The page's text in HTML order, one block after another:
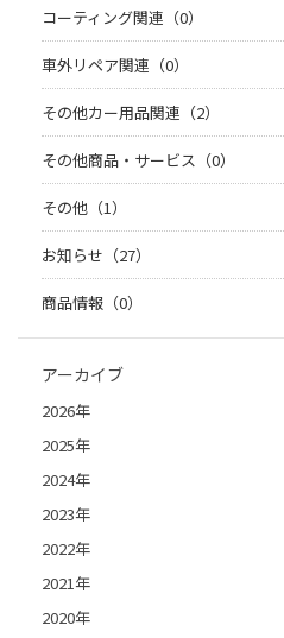
コーティング関連（0）
車外リペア関連（0）
その他カー用品関連（2）
その他商品・サービス（0）
その他（1）
お知らせ（27）
商品情報（0）
アーカイブ
2026年
2025年
2024年
2023年
2022年
2021年
2020年